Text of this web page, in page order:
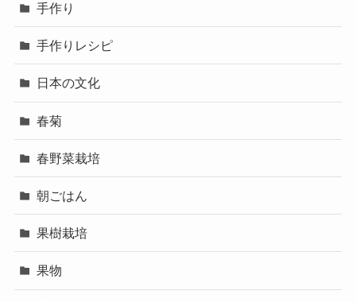
手作り
手作りレシピ
日本の文化
春菊
春野菜栽培
朝ごはん
果樹栽培
果物